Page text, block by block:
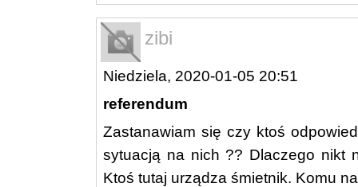
zibi
Niedziela, 2020-01-05 20:51
referendum
Zastanawiam się czy ktoś
sytuacją na nich ?? Dlaczego nikt
Ktoś tutaj urządza śmietnik. Komu